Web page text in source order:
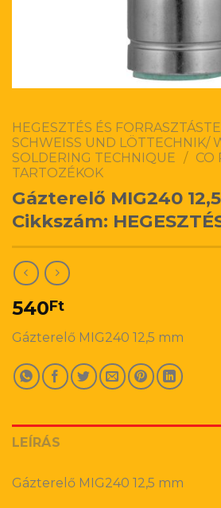
HEGESZTÉS ÉS
SCHWEISS UND LÖTTECHNIK/
SOLDERING TECHNIQUE / CO
TARTOZÉKOK
Gázterelő MIG240
Cikkszám:
540Ft
Gázterelő MIG240 12,5 mm
LEÍRÁS
Gázterelő MIG240 12,5 mm